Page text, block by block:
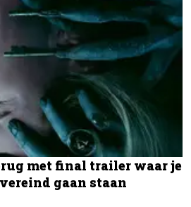
met final trailer waar je
gaan staan